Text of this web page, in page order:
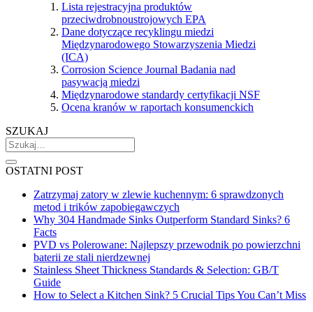
Lista rejestracyjna produktów
przeciwdrobnoustrojowych EPA
Dane dotyczące recyklingu miedzi
Międzynarodowego Stowarzyszenia Miedzi
(ICA)
Corrosion Science Journal Badania nad
pasywacją miedzi
Międzynarodowe standardy certyfikacji NSF
Ocena kranów w raportach konsumenckich
SZUKAJ
OSTATNI POST
Zatrzymaj zatory w zlewie kuchennym: 6 sprawdzonych
metod i trików zapobiegawczych
Why 304 Handmade Sinks Outperform Standard Sinks? 6
Facts
PVD vs Polerowane: Najlepszy przewodnik po powierzchni
baterii ze stali nierdzewnej
Stainless Sheet Thickness Standards & Selection: GB/T
Guide
How to Select a Kitchen Sink? 5 Crucial Tips You Can’t Miss